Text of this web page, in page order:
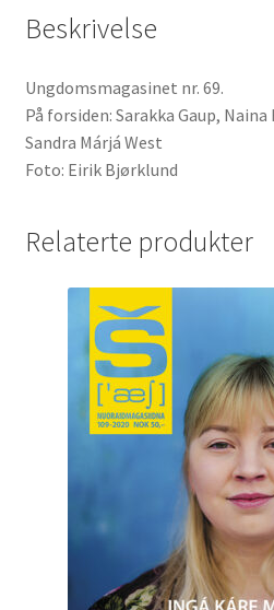
Beskrivelse
Ungdomsmagasinet nr. 69.
På forsiden: Sarakka Gaup,
Sandra Márjá West
Foto: Eirik Bjørklund
Relaterte produkter